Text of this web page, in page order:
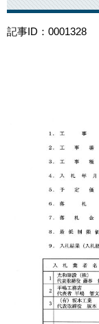
記事ID：0001328